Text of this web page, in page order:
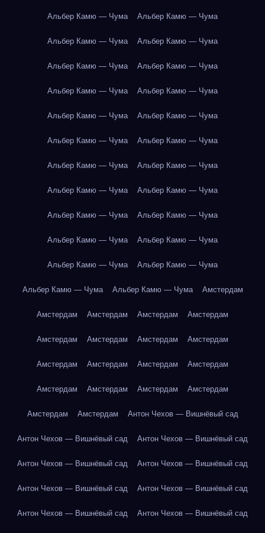
Альбер Камю — Чума Альбер Камю — Чума
Альбер Камю — Чума Альбер Камю — Чума
Альбер Камю — Чума Альбер Камю — Чума
Альбер Камю — Чума Альбер Камю — Чума
Альбер Камю — Чума Альбер Камю — Чума
Альбер Камю — Чума Альбер Камю — Чума
Альбер Камю — Чума Альбер Камю — Чума
Альбер Камю — Чума Альбер Камю — Чума
Альбер Камю — Чума Альбер Камю — Чума
Альбер Камю — Чума Альбер Камю — Чума
Альбер Камю — Чума Альбер Камю — Чума
Альбер Камю — Чума Альбер Камю — Чума Амстердам
Амстердам Амстердам Амстердам Амстердам
Амстердам Амстердам Амстердам Амстердам
Амстердам Амстердам Амстердам Амстердам
Амстердам Амстердам Амстердам Амстердам
Амстердам Амстердам Антон Чехов — Вишнёвый сад
Антон Чехов — Вишнёвый сад Антон Чехов — Вишнёвый сад
Антон Чехов — Вишнёвый сад Антон Чехов — Вишнёвый сад
Антон Чехов — Вишнёвый сад Антон Чехов — Вишнёвый сад
Антон Чехов — Вишнёвый сад Антон Чехов — Вишнёвый сад